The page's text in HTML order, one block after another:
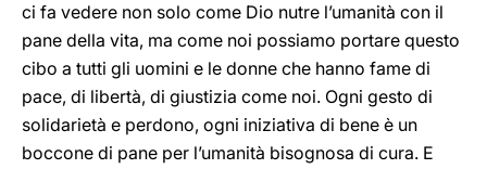
ci fa vedere non solo come Dio nutre l’umanità con il
pane della vita, ma come noi possiamo portare questo
cibo a tutti gli uomini e le donne che hanno fame di
pace, di libertà, di giustizia come noi. Ogni gesto di
solidarietà e perdono, ogni iniziativa di bene è un
boccone di pane per l’umanità bisognosa di cura. E